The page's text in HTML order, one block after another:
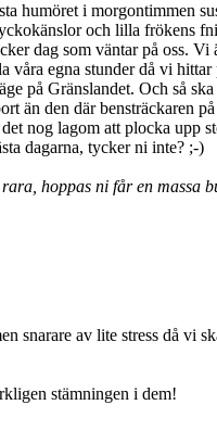
humöret i morgontimmen
och lilla frökens
dag som väntar på oss.
våra egna stunder då vi
på Gränslandet. Och så
än den där bensträckaren
nog lagom att plocka upp
dagarna, tycker ni inte? ;-)
hoppas ni får en massa
snarare av lite stress då vi
stämningen i dem!